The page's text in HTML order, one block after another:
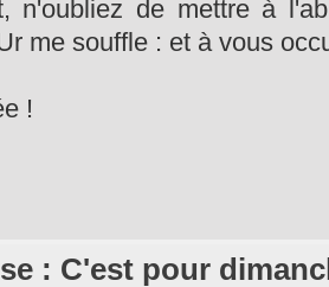
n'oubliez de mettre à
me souffle : et à vous
!
: C'est pour